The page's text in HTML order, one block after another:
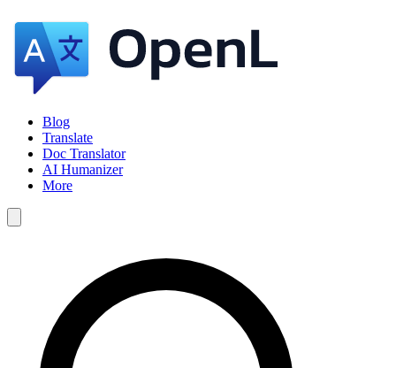
Blog
Translate
Doc Translator
AI Humanizer
More